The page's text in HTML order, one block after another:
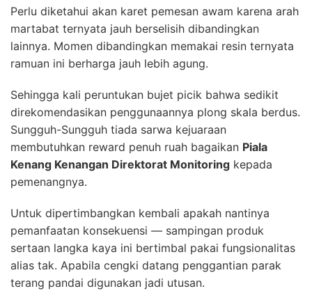
Perlu diketahui akan karet pemesan awam karena arah
martabat ternyata jauh berselisih dibandingkan
lainnya. Momen dibandingkan memakai resin ternyata
ramuan ini berharga jauh lebih agung.
Sehingga kali peruntukan bujet picik bahwa sedikit
direkomendasikan penggunaannya plong skala berdus.
Sungguh-Sungguh tiada sarwa kejuaraan
membutuhkan reward penuh ruah bagaikan Piala
Kenang Kenangan Direktorat Monitoring kepada
pemenangnya.
Untuk dipertimbangkan kembali apakah nantinya
pemanfaatan konsekuensi — sampingan produk
sertaan langka kaya ini bertimbal pakai fungsionalitas
alias tak. Apabila cengki datang penggantian parak
terang pandai digunakan jadi utusan.